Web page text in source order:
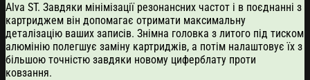
Alva ST. Завдяки мінімізації резонансних частот і в поєднанні з
картриджем він допомагає отримати максимальну
деталізацію ваших записів. Знімна головка з литого під тиском
алюмінію полегшує заміну картриджів, а потім налаштовує їх з
більшою точністю завдяки новому циферблату проти
ковзання.